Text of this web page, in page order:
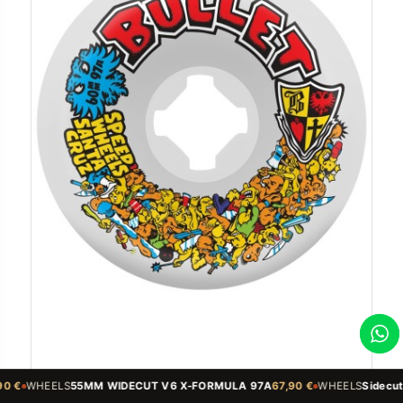
X-FORMULA 97A67,90 € WHEELSSidecut 54mm 99A V5 Sidecut X-